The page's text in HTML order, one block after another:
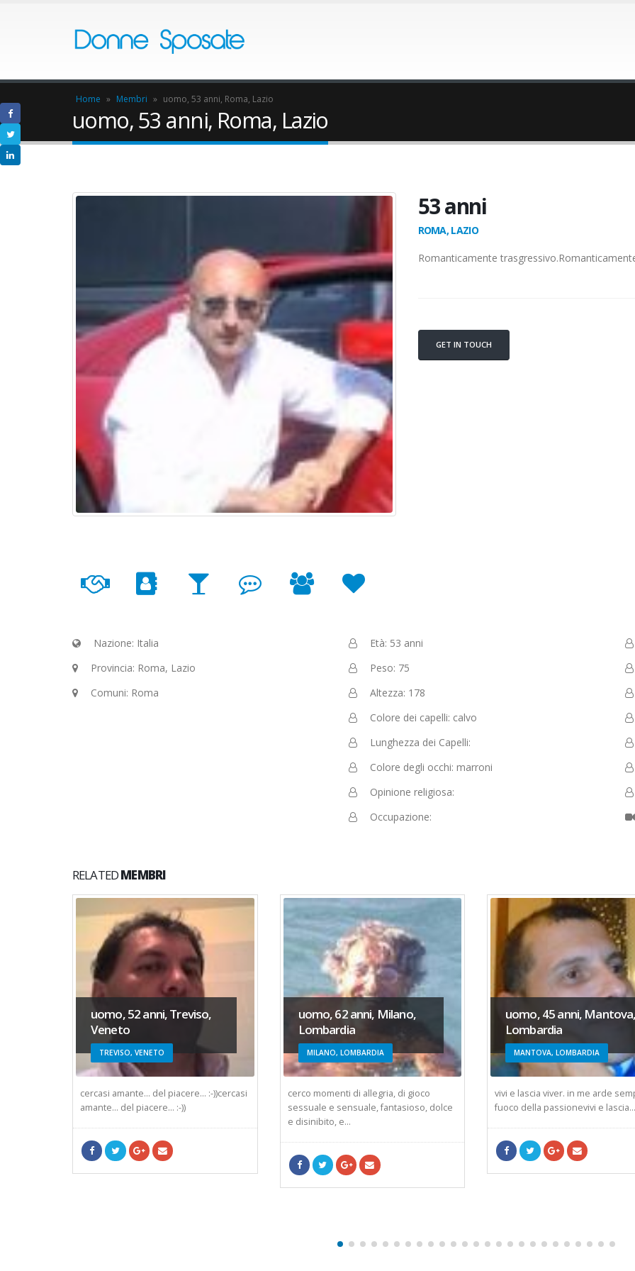
Home » Membri » uomo, 53 anni, Roma, Lazio
uomo, 53 anni, Roma, Lazio
53 anni
ROMA, LAZIO
Romanticamente
GET IN TOUCH
Nazione: Italia
Provincia: Roma, Lazio
Comuni: Roma
Età: 53 anni
Peso: 75
Altezza: 178
Colore dei capelli: calvo
Lunghezza dei Capelli:
Colore degli occhi: marroni
Opinione religiosa:
Occupazione:
RELATEDMEMBRI
uomo, 52 anni, Treviso,
Veneto
TREVISO, VENETO
cercasi amante... del piacere... :-))cercasi
amante... del piacere... :-))
uomo, 62 anni, Milano,
Lombardia
MILANO, LOMBARDIA
cerco momenti di allegria, di gioco
sessuale e sensuale, fantasioso, dolce
e disinibito, e...
uomo, 45 anni, Mantova,
Lombardia
MANTOVA, LOMBARDIA
vivi e lascia viver. in me arde
fuoco della passionevivi e lascia...